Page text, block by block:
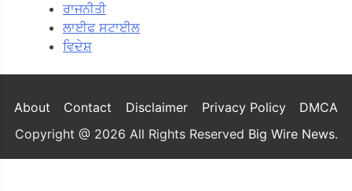
ਰਾਜਨੀਤੀ
ਲਾਈਫ ਸਟਾਈਲ
ਵਿਦੇਸ਼
About Contact Disclaimer Privacy Policy
DMCA
Copyright @ 2026 All Rights Reserved Big Wire News.